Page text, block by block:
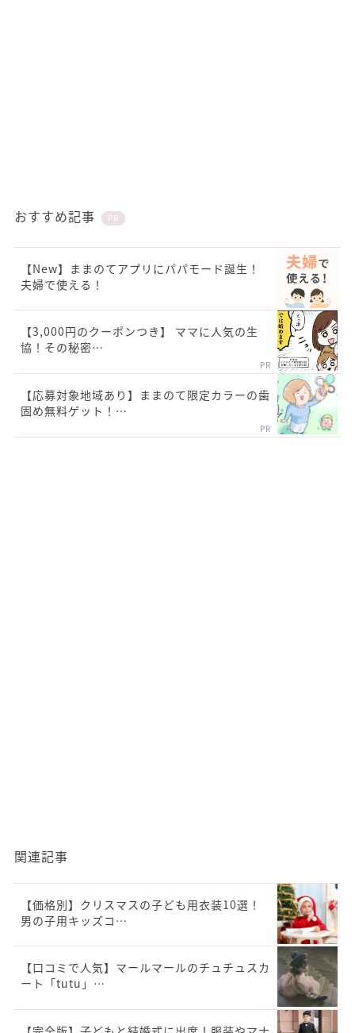
おすすめ記事 PR
【New】ままのてアプリにパパモード誕生！
夫婦で使える！
【3,000円のクーポンつき】 ママに人気の生
協！その秘密…
PR
【応募対象地域あり】ままのて限定カラーの歯
固め無料ゲット！…
PR
関連記事
【価格別】クリスマスの子ども用衣装10選！
男の子用キッズコ…
【口コミで人気】マールマールのチュチュスカ
ート「tutu」…